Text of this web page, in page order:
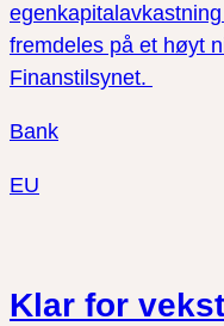
fremdeles på et høyt
Finanstilsynet.
Bank
EU
Klar for vekst